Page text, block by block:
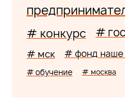
# конкурс #
# мск # фонд
# обучение # москва